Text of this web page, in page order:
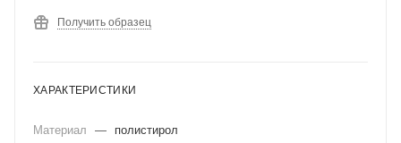
Получить образец
ХАРАКТЕРИСТИКИ
Материал —
полистирол